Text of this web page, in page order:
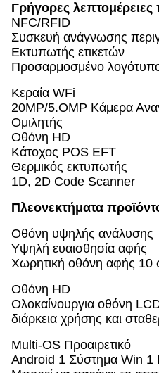
Γρήγορες λεπτομέρειες
NFC/RFID
Συσκευή ανάγνωσης
Εκτυπωτής ετικετών
Προσαρμοσμένο
Κεραία WFi
20MP/5.OMP Κάμερα
Ομιλητής
Οθόνη HD
Κάτοχος POS EFT
Θερμικός εκτυπωτής
1D, 2D Code Scanner
Πλεονεκτήματα
Οθόνη υψηλής ανάλυσης
Υψηλή ευαισθησία αφής
Χωρητική οθόνη αφής 10
Οθόνη HD
Ολοκαίνουργια οθόνη
διάρκεια χρήσης και
Multi-OS Προαιρετικό
Android 1 Σύστημα Win 1